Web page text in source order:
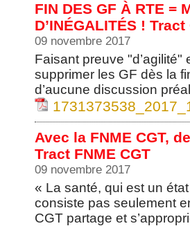
FIN DES GF À RTE =
D’INÉGALITÉS ! Tract
09 novembre 2017
Faisant preuve
supprimer les GF dès la
d’aucune discussion
Avec la FNME CGT,
Tract FNME CGT
09 novembre 2017
« La santé, qui est un
consiste pas seulement
CGT partage et